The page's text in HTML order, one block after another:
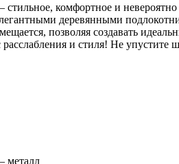
стильное, комфортное и
деревянными
позволяя создавать
и стиля! Не
металл